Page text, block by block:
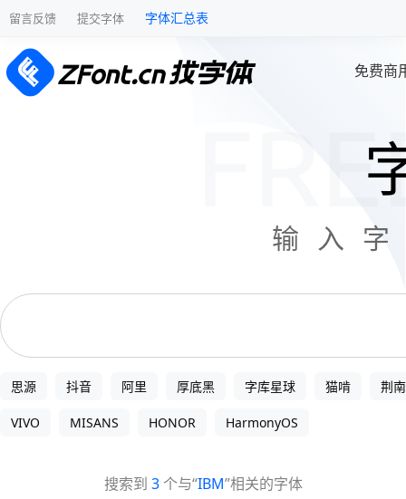
留言反馈 提交字体 字体汇总表
免费商
输入
思源 抖音 阿里 厚底黑 字库星球 猫啃 荆南
VIVO MISANS HONOR HarmonyOS
搜索到 3个与“IBM”相关的字体